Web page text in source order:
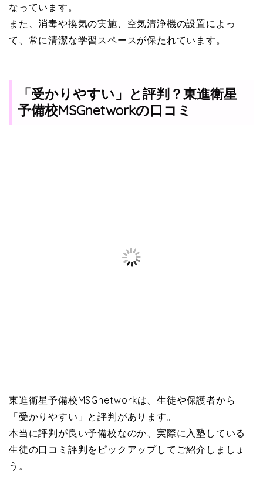
なっています。
また、消毒や換気の実施、空気清浄機の設置によっ
て、常に清潔な学習スペースが保たれています。
「受かりやすい」と評判？東進衛星
予備校MSGnetworkの口コミ
東進衛星予備校MSGnetworkは、生徒や保護者から
「受かりやすい」と評判があります。
本当に評判が良い予備校なのか、実際に入塾している
生徒の口コミ評判をピックアップしてご紹介しましょ
う。